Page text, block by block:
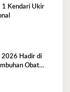
1 Kendari Ukir
2026 Hadir di
Obat